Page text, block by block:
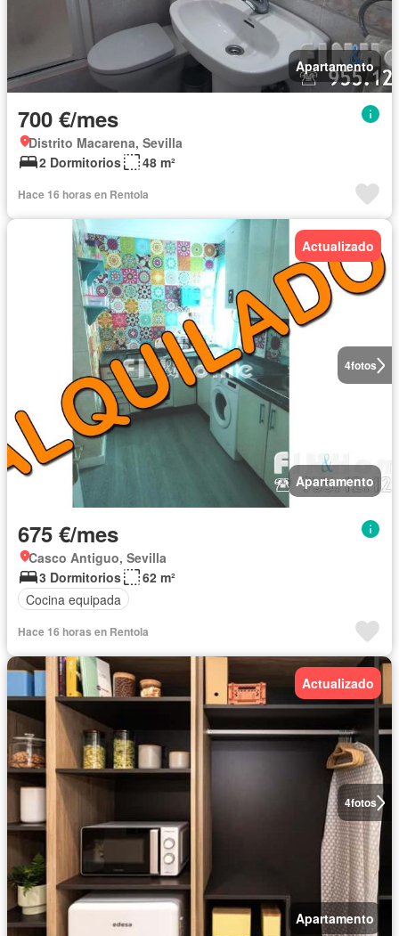
Apartamento
700 €/mes
Distrito Macarena, Sevilla
2 Dormitorios
48 m²
Hace 16 horas en Rentola
4fotos
Actualizado
Apartamento
675 €/mes
Casco Antiguo, Sevilla
3 Dormitorios
62 m²
Cocina equipada
Hace 16 horas en Rentola
4fotos
Actualizado
Apartamento